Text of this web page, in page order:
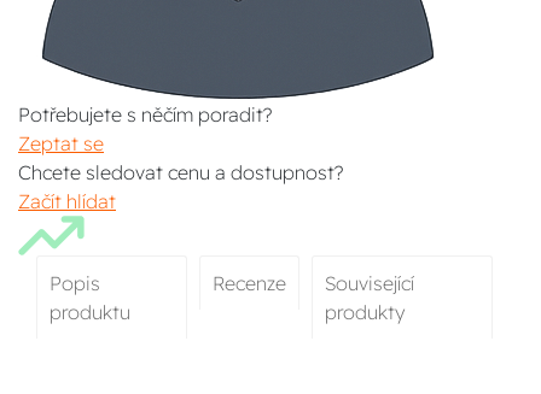
Potřebujete s něčím poradit?
Zeptat se
Chcete sledovat cenu a dostupnost?
Začít hlídat
Popis
produktu
Recenze
Související
produkty